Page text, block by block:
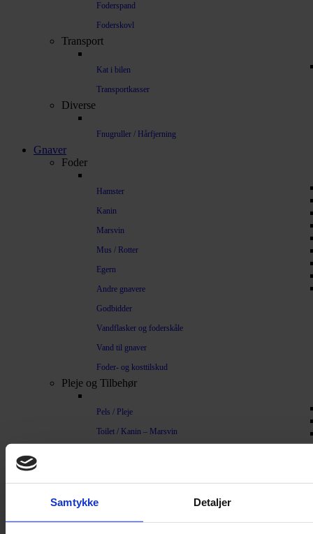
Samtykke Detaljer
Foderspand
Foderskovl
Transport
Kat i bilen
Transportkasser
Diverse
Fnugruller / Hårfjerning
Gnaver
Foder
Hamster
Kanin
Marsvin
Mus / Rotter
Egern
Andre gnavere
Godbidder
Vandflasker og foderskåle
Vand til gnaver
Foder- og kosttilskud
Pleje og Tilbehør
Pels / Pleje
Toilet / Kanin – Marsvin
Bure